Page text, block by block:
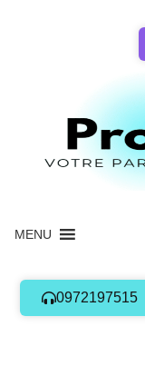
MENU
0972197515